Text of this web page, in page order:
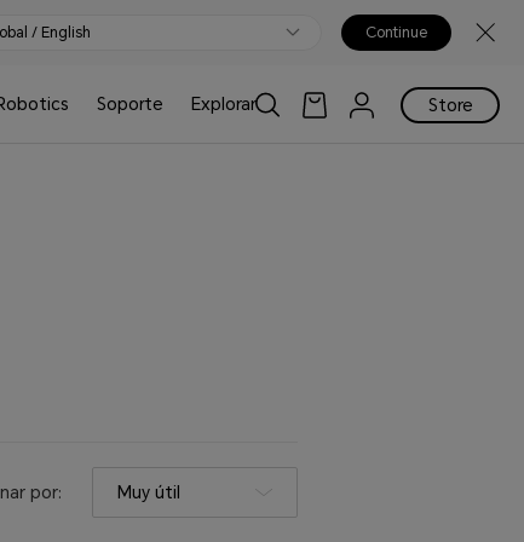
/ English Continue
Soporte Explorar Store
por: Muy útil